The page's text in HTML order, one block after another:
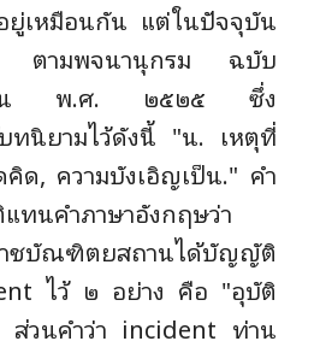
เหมือนกัน แต่ในปัจจุบัน
ตามพจนานุกรม ฉบับ
าน พ.ศ. ๒๕๒๕ ซึ่ง
ทนิยามไว้ดังนี้ "น. เหตุที่
คิด, ความบังเอิญเป็น." คำ
นคำภาษาอังกฤษว่า
ชบัณฑิตยสถานได้บัญญัติ
ไว้ ๒ อย่าง คือ "อุบัติ
ส่วนคำว่า incident ท่าน